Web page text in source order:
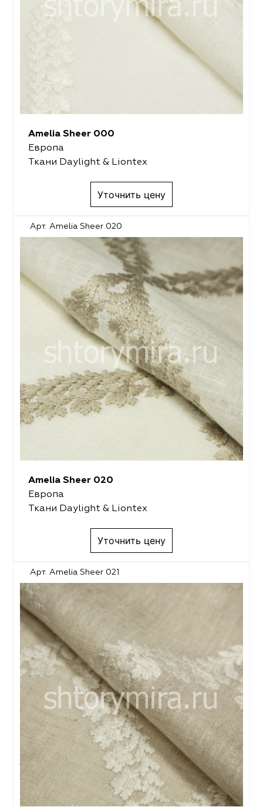
Amelia Sheer 000
Европа
Ткани Daylight & Liontex
Уточнить цену
Арт. Amelia Sheer 020
Amelia Sheer 020
Европа
Ткани Daylight & Liontex
Уточнить цену
Арт. Amelia Sheer 021